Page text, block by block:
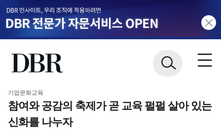
기업문화교육
참여와 공감의 축제가 곧 교육 펄펄 살아 있는
신화를 나누자